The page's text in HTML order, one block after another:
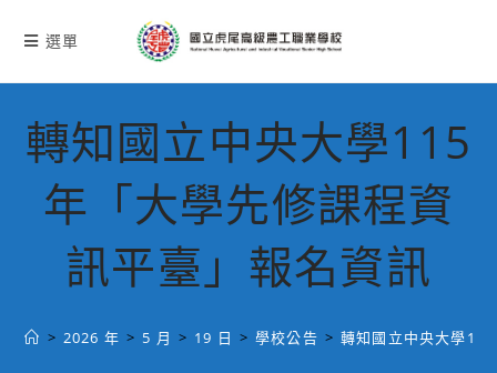
選單
轉知國立中央大學115
年「大學先修課程資
訊平臺」報名資訊
> 2026 年 > 5 月 > 19 日 > 學校公告 > 轉知國立中央大學